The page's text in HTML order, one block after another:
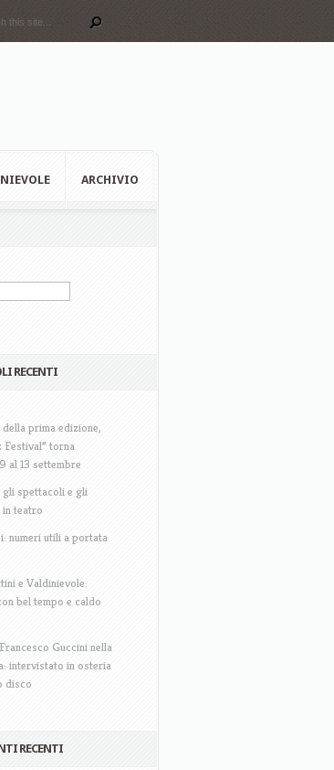
ARCHIVIO
RECENTI
prima edizione,
Festival” torna
al 13 settembre
gli spettacoli e gli
in teatro
numeri utili a portata
e Valdinievole:
bel tempo e caldo
Guccini nella
intervistato in osteria
disco
RECENTI